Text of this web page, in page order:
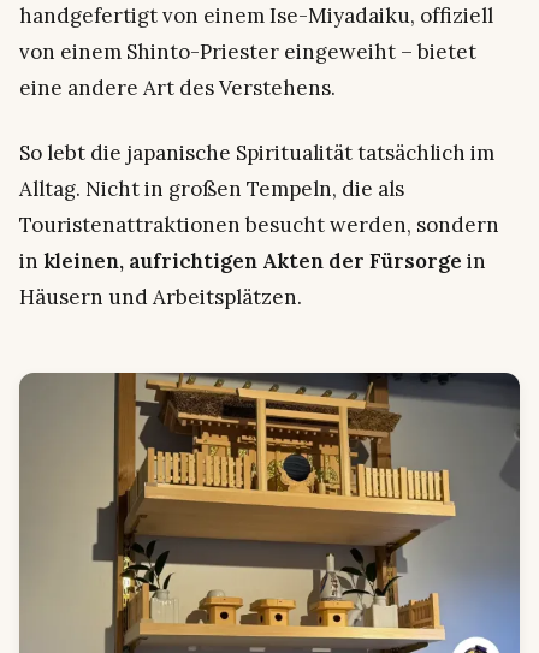
handgefertigt von einem Ise-Miyadaiku, offiziell
von einem Shinto-Priester eingeweiht – bietet
eine andere Art des Verstehens.
So lebt die japanische Spiritualität tatsächlich im
Alltag. Nicht in großen Tempeln, die als
Touristenattraktionen besucht werden, sondern
in kleinen, aufrichtigen Akten der Fürsorge in
Häusern und Arbeitsplätzen.